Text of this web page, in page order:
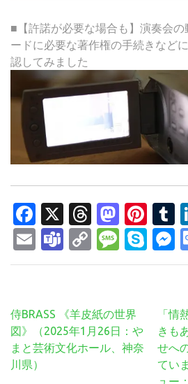
■【許諾が必要な場合も】演奏会の
ードに必要な著作権の手続きなど
認してみました
Facebook
X Threads
EmailTeams
Copy
Link
投
稿
ナ
ビ
侍BRASS 《羊皮紙の世界
図》（2025年1月26日：や
まと芸術文化ホール、神奈
川県）
「情
きも
せへ
てい
ュー